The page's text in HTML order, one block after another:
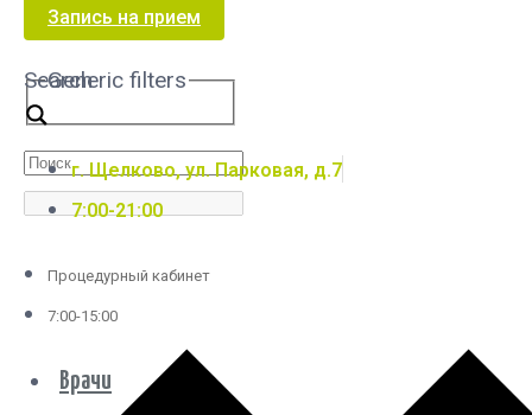
Запись на прием
Search
Generic filters
г. Щелково, ул. Парковая, д.7
7:00-21:00
Процедурный кабинет
7:00-15:00
Врачи